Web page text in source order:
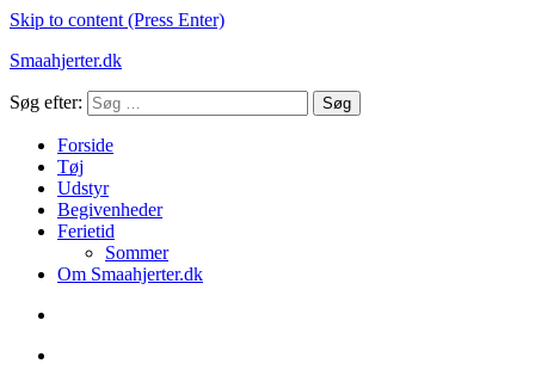
Skip to content (Press Enter)
Smaahjerter.dk
Søg efter:
Forside
Tøj
Udstyr
Begivenheder
Ferietid
Sommer
Om Smaahjerter.dk